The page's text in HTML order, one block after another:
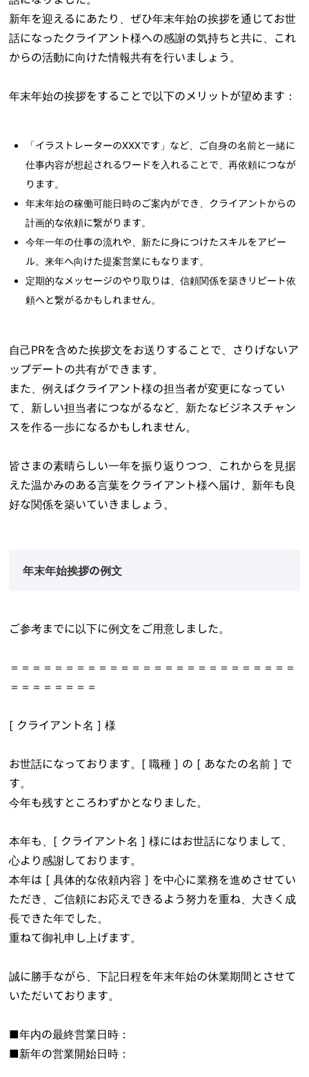
新年を迎えるにあたり、ぜひ年末年始の挨拶を通じてお世
話になったクライアント様への感謝の気持ちと共に、これ
からの活動に向けた情報共有を行いましょう。
年末年始の挨拶をすることで以下のメリットが望めます：
「イラストレーターのXXXです」など、ご自身の名前と一緒に
仕事内容が想起されるワードを入れることで、再依頼につなが
ります。
年末年始の稼働可能日時のご案内ができ、クライアントからの
計画的な依頼に繋がります。
今年一年の仕事の流れや、新たに身につけたスキルをアピー
ル。来年へ向けた提案営業にもなります。
定期的なメッセージのやり取りは、信頼関係を築きリピート依
頼へと繋がるかもしれません。
自己PRを含めた挨拶文をお送りすることで、さりげないア
ップデートの共有ができます。
また、例えばクライアント様の担当者が変更になってい
て、新しい担当者につながるなど、新たなビジネスチャン
スを作る一歩になるかもしれません。
皆さまの素晴らしい一年を振り返りつつ、これからを見据
えた温かみのある言葉をクライアント様へ届け、新年も良
好な関係を築いていきましょう。
年末年始挨拶の例文
ご参考までに以下に例文をご用意しました。
＝＝＝＝＝＝＝＝＝＝＝＝＝＝＝＝＝＝＝＝＝＝＝＝＝＝
＝＝＝＝＝＝＝＝
[ クライアント名 ] 様
お世話になっております。[ 職種 ] の [ あなたの名前 ] で
す。
今年も残すところわずかとなりました。
本年も、[ クライアント名 ] 様にはお世話になりまして、
心より感謝しております。
本年は [ 具体的な依頼内容 ] を中心に業務を進めさせてい
ただき、ご信頼にお応えできるよう努力を重ね、大きく成
長できた年でした。
重ねて御礼申し上げます。
誠に勝手ながら、下記日程を年末年始の休業期間とさせて
いただいております。
■年内の最終営業日時：
■新年の営業開始日時：